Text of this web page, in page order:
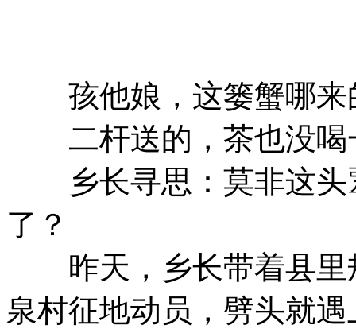
孩他娘，这篓蟹哪来
二杆送的，茶也没喝
乡长寻思：莫非这头
了？
昨天，乡长带着县里
泉村征地动员，劈头就